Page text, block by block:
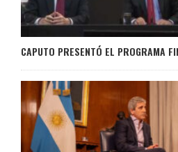
CAPUTO PRESENTÓ EL PROGRAMA